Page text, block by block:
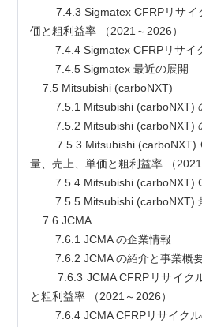
価と粗利益率 （2021～2026）
7.4.4 Sigmatex CFRPリサ
        7.4.5 Sigmatex 最近の展開
    7.5 Mitsubishi (carboNXT)
7.5.1 Mitsubishi
7.5.2 Mitsubishi
量、売上、単価と粗利益率 （2021
7.5.4 Mitsubishi
7.5.5 Mitsubishi
    7.6 JCMA
        7.6.1 JCMA の企業情報
7.6.2 JCMA の紹介と事業概
        7.6.3 JCMA CFRPリサイクル の販売量、売上、単価
と粗利益率 （2021～2026）
7.6.4 JCMA CFRPリサイク